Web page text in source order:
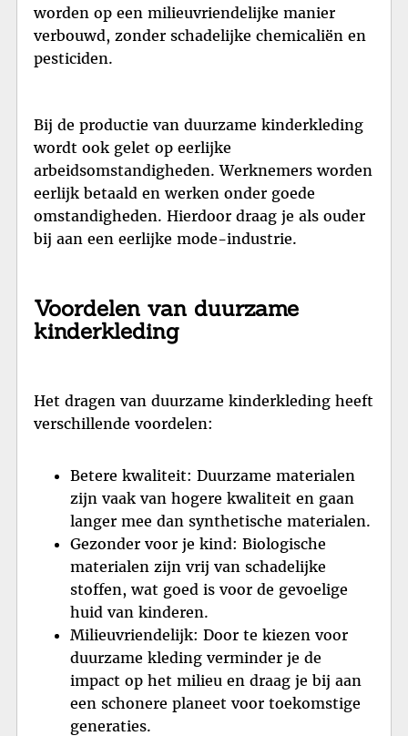
worden op een milieuvriendelijke manier
verbouwd, zonder schadelijke chemicaliën en
pesticiden.
Bij de productie van duurzame kinderkleding
wordt ook gelet op eerlijke
arbeidsomstandigheden. Werknemers worden
eerlijk betaald en werken onder goede
omstandigheden. Hierdoor draag je als ouder
bij aan een eerlijke mode-industrie.
Voordelen van duurzame
kinderkleding
Het dragen van duurzame kinderkleding heeft
verschillende voordelen:
Betere kwaliteit: Duurzame materialen
zijn vaak van hogere kwaliteit en gaan
langer mee dan synthetische materialen.
Gezonder voor je kind: Biologische
materialen zijn vrij van schadelijke
stoffen, wat goed is voor de gevoelige
huid van kinderen.
Milieuvriendelijk: Door te kiezen voor
duurzame kleding verminder je de
impact op het milieu en draag je bij aan
een schonere planeet voor toekomstige
generaties.